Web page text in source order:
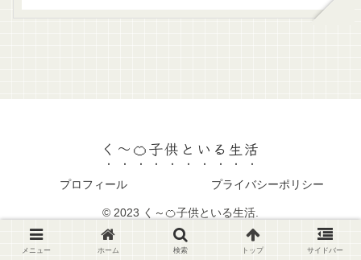
く～🍊子供といる生活
プロフィール プライバシーポリシー
© 2023 く～🍊子供といる生活.
メニュー ホーム 検索 トップ サイドバー